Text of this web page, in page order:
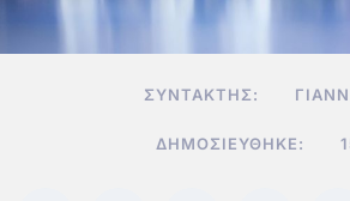
ΣΥΝΤΆΚΤΗΣ:
ΔΗΜΟΣΙΕΎΘΗΚΕ: